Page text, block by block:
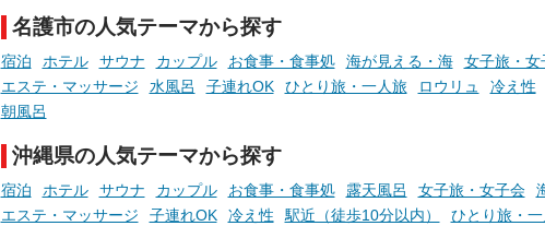
ね。
名護市の人気テーマから探す
宿泊 ホテル サウナ カップル お食事・食事処 海が見える・海 女子旅・女
エステ・マッサージ
水風呂 子連れOK ひとり旅・一人旅 ロウリュ 冷え性
朝風呂
沖縄県の人気テーマから探す
宿泊 ホテル サウナ カップル お食事・食事処 露天風呂 女子旅・女子会
エステ・マッサージ
子連れOK 冷え性 駅近（徒歩10分以内） ひとり旅・